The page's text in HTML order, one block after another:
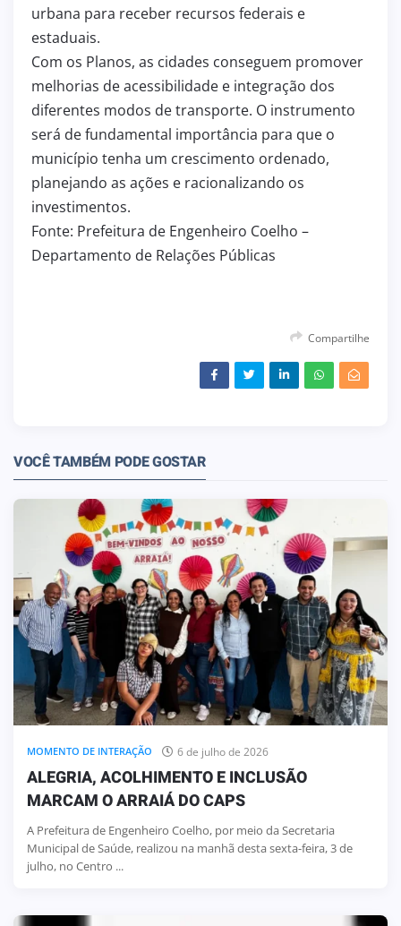
urbana para receber recursos federais e
estaduais.
Com os Planos, as cidades conseguem promover
melhorias de acessibilidade e integração dos
diferentes modos de transporte. O instrumento
será de fundamental importância para que o
município tenha um crescimento ordenado,
planejando as ações e racionalizando os
investimentos.
Fonte: Prefeitura de Engenheiro Coelho –
Departamento de Relações Públicas
Compartilhe
VOCÊ TAMBÉM PODE GOSTAR
MOMENTO DE INTERAÇÃO 6 de julho de 2026
ALEGRIA, ACOLHIMENTO E INCLUSÃO
MARCAM O ARRAIÁ DO CAPS
A Prefeitura de Engenheiro Coelho, por meio da Secretaria
Municipal de Saúde, realizou na manhã desta sexta-feira, 3 de
julho, no Centro ...